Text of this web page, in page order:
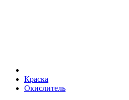
Краска
Окислитель